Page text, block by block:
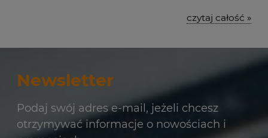
czytaj całość »
Newsletter
Podaj swój adres e-mail, jeżeli chcesz
otrzymywać informacje o nowościach i